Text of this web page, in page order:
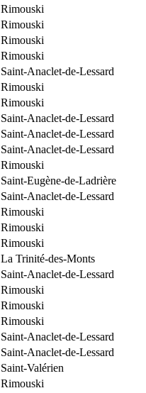
Rimouski
Rimouski
Rimouski
Rimouski
Saint-Anaclet-de-Lessard
Rimouski
Rimouski
Saint-Anaclet-de-Lessard
Saint-Anaclet-de-Lessard
Saint-Anaclet-de-Lessard
Rimouski
Saint-Eugène-de-Ladrière
Saint-Anaclet-de-Lessard
Rimouski
Rimouski
Rimouski
La Trinité-des-Monts
Saint-Anaclet-de-Lessard
Rimouski
Rimouski
Rimouski
Saint-Anaclet-de-Lessard
Saint-Anaclet-de-Lessard
Saint-Valérien
Rimouski